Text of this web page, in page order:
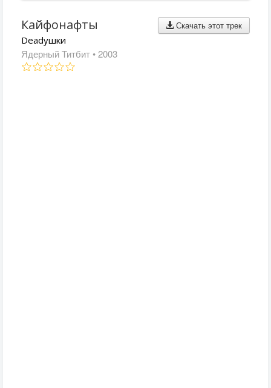
Скачать этот трек
Кайфонафты
Deadушки
Ядерный Титбит • 2003